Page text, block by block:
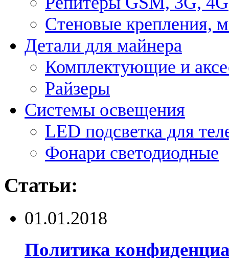
Стеновые крепления,
Детали для майнера
Комплектующие и
Райзеры
Системы освещения
LED подсветка для
Фонари светодиодные
Статьи:
01.01.2018
Политика